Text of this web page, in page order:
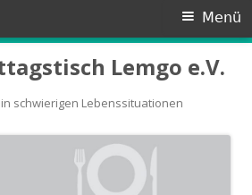
Lemgo e.V.
schwierigen Lebenssituationen
Menü